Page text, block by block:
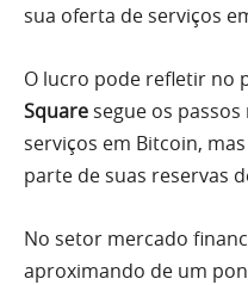
sua oferta de serviços
O lucro pode refletir no
Square segue os
serviços em Bitcoin,
parte de suas reservas
No setor mercado
aproximando de um